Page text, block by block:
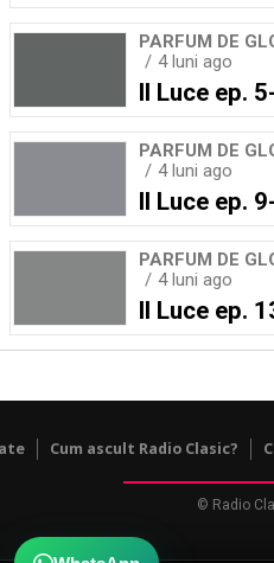
PARFUM DE
4 luni ago
Il Luce ep.
PARFUM DE
4 luni ago
Il Luce ep.
PARFUM DE
4 luni ago
Il Luce ep.
Cum ascult Radio Clasic?
© Radio